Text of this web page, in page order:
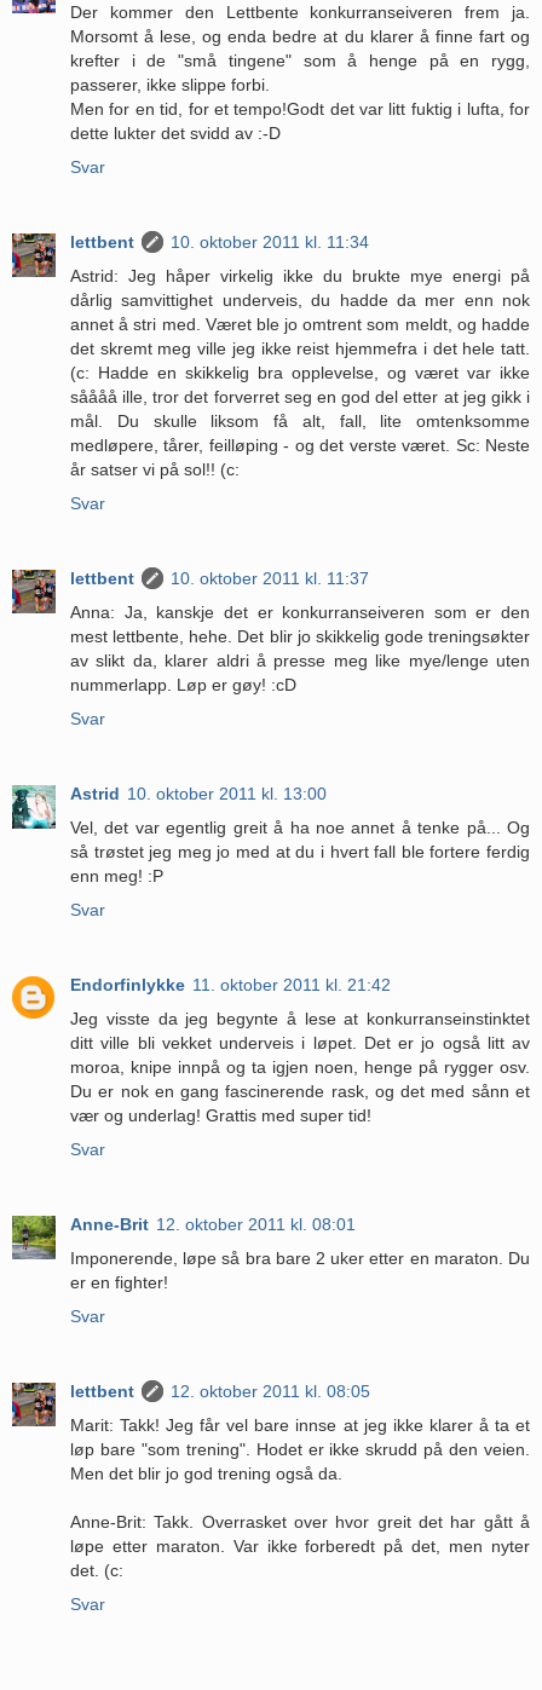
Der kommer den Lettbente konkurranseiveren frem ja.
Morsomt å lese, og enda bedre at du klarer å finne fart og
krefter i de "små tingene" som å henge på en rygg,
passerer, ikke slippe forbi.
Men for en tid, for et tempo!Godt det var litt fuktig i lufta, for
dette lukter det svidd av :-D
Svar
lettbent
10. oktober 2011 kl. 11:34
Astrid: Jeg håper virkelig ikke du brukte mye energi på
dårlig samvittighet underveis, du hadde da mer enn nok
annet å stri med. Været ble jo omtrent som meldt, og hadde
det skremt meg ville jeg ikke reist hjemmefra i det hele tatt.
(c: Hadde en skikkelig bra opplevelse, og været var ikke
såååå ille, tror det forverret seg en god del etter at jeg gikk i
mål. Du skulle liksom få alt, fall, lite omtenksomme
medløpere, tårer, feilløping - og det verste været. Sc: Neste
år satser vi på sol!! (c:
Svar
lettbent
10. oktober 2011 kl. 11:37
Anna: Ja, kanskje det er konkurranseiveren som er den
mest lettbente, hehe. Det blir jo skikkelig gode treningsøkter
av slikt da, klarer aldri å presse meg like mye/lenge uten
nummerlapp. Løp er gøy! :cD
Svar
Astrid 10. oktober 2011 kl. 13:00
Vel, det var egentlig greit å ha noe annet å tenke på... Og
så trøstet jeg meg jo med at du i hvert fall ble fortere ferdig
enn meg! :P
Svar
Endorfinlykke 11. oktober 2011 kl. 21:42
Jeg visste da jeg begynte å lese at konkurranseinstinktet
ditt ville bli vekket underveis i løpet. Det er jo også litt av
moroa, knipe innpå og ta igjen noen, henge på rygger osv.
Du er nok en gang fascinerende rask, og det med sånn et
vær og underlag! Grattis med super tid!
Svar
Anne-Brit 12. oktober 2011 kl. 08:01
Imponerende, løpe så bra bare 2 uker etter en maraton. Du
er en fighter!
Svar
lettbent
12. oktober 2011 kl. 08:05
Marit: Takk! Jeg får vel bare innse at jeg ikke klarer å ta et
løp bare "som trening". Hodet er ikke skrudd på den veien.
Men det blir jo god trening også da.
Anne-Brit: Takk. Overrasket over hvor greit det har gått å
løpe etter maraton. Var ikke forberedt på det, men nyter
det. (c:
Svar